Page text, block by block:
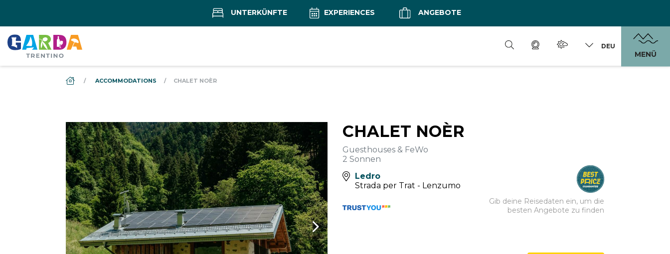
UNTERKÜNFTE EXPERIENCES ANGEBOTE
DEU
MENÜ
DS_BREADCRUMB.HOME
ACCOMMODATIONS CHALET NOÈR
CHALET NOÈR
Guesthouses & FeWo
2 Sonnen
Ledro
Strada per Trat - Lenzumo
Gib deine Reisedaten ein, um die
besten Angebote zu finden